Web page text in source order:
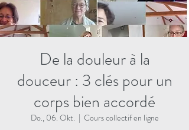
De la douleur à la
douceur : 3 clés pour un
corps bien accordé
Do., 06. Okt.
  |
Cours collectif en ligne